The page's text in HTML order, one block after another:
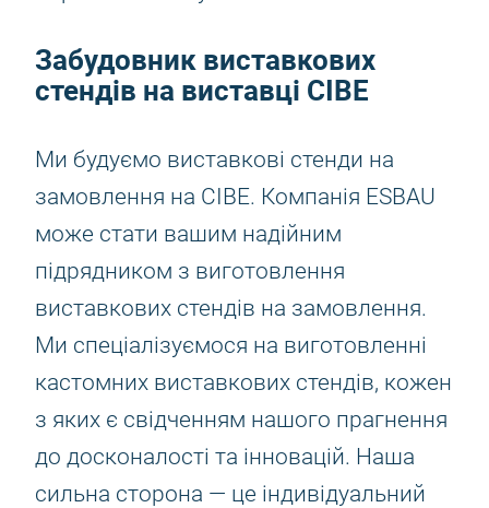
Забудовник виставкових
стендів на виставці CIBE
Ми будуємо виставкові стенди на
замовлення на CIBE. Компанія ESBAU
може стати вашим надійним
підрядником з виготовлення
виставкових стендів на замовлення.
Ми спеціалізуємося на виготовленні
кастомних виставкових стендів, кожен
з яких є свідченням нашого прагнення
до досконалості та інновацій. Наша
сильна сторона — це індивідуальний